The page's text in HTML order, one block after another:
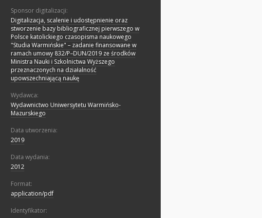
Sponsor digitalizacji:
Digitalizacja, scalenie i udostępnienie oraz
stworzenie bazy bibliograficznej pierwszego w
Polsce katolickiego czasopisma naukowego
"Studia Warmińskie" – zadanie finansowane w
ramach umowy 832/P–DUN/2019 ze środków
Ministra Nauki i Szkolnictwa Wyższego
przeznaczonych na działalność
upowszechniającą naukę
Wydawca:
Wydawnictwo Uniwersytetu Warmińsko-
Mazurskiego
Data utworzenia:
2019
Data wydania:
2012
Format:
application/pdf
Identyfikator: